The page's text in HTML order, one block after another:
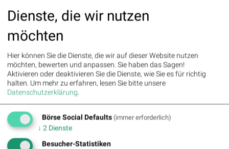
Sell, Buy, kaufen, verkaufen, Konsument, Verbraucher, Entscheidung,
entscheiden, (© www.shutterstock.com)
Dienste, die wir nutzen
möchten
Hier können Sie die Dienste, die wir auf dieser Website nutzen
möchten, bewerten und anpassen. Sie haben das Sagen!
Aktivieren oder deaktivieren Sie die Dienste, wie Sie es für richtig
halten. Um mehr zu erfahren, lesen Sie bitte unsere
Datenschutzerklärung.
Börse Social Defaults (immer erforderlich)
↓ 2 Dienste
Besucher-Statistiken